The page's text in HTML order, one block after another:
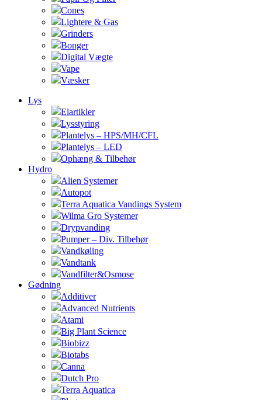
Cones
Lightere & Gas
Grinders
Bonger
Digital Vægte
Vape
Væsker
Lys
Elartikler
Lysstyring
Plantelys – HPS/MH/CFL
Plantelys – LED
Ophæng & Tilbehør
Hydro
Alien Systemer
Autopot
Terra Aquatica Vandings System
Wilma Gro Systemer
Drypvanding
Pumper – Div. Tilbehør
Vandkøling
Vandtank
Vandfilter&Osmose
Gødning
Additiver
Advanced Nutrients
Atami
Big Plant Science
Biobizz
Biotabs
Canna
Dutch Pro
Terra Aquatica